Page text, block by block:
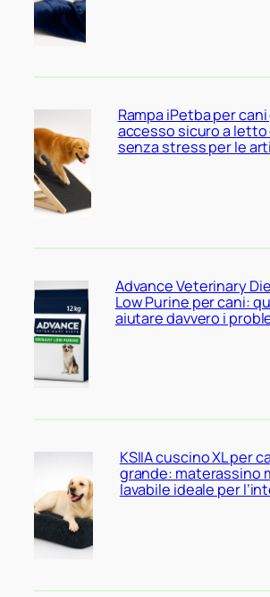
Rampa iPetba per
accesso sicuro a letto
senza stress per le
Advance Veterinary
Low Purine per cani:
aiutare davvero i
KSIIA cuscino XL per
grande: materassino
lavabile ideale per